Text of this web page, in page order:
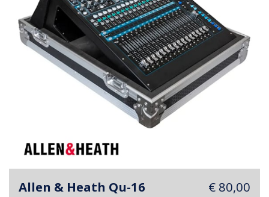
Allen & Heath Qu-16 € 80,00